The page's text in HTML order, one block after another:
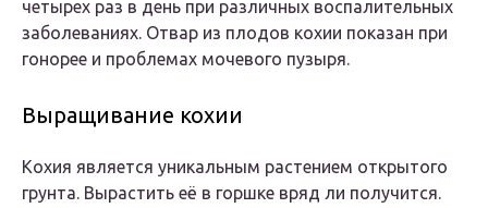
четырех раз в день при различных воспалительных
заболеваниях. Отвар из плодов кохии показан при
гонорее и проблемах мочевого пузыря.
Выращивание кохии
Кохия является уникальным растением открытого
грунта. Вырастить её в горшке вряд ли получится.